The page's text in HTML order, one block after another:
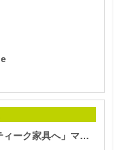
創業61年の実績 「100年後のアンティーク家具へ」マスターウォール